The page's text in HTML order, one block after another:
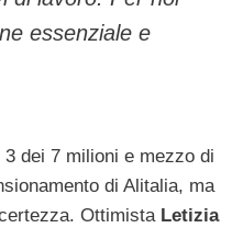
essenziale e
dei 7 milioni e mezzo di
di Alitalia, ma
Ottimista Letizia